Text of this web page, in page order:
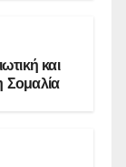
και
Σομαλία